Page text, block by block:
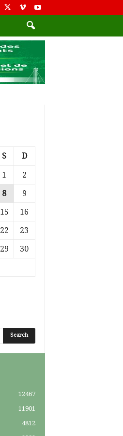
S D
1
2
8
9
15
16
22
23
29
30
12467
11901
4812